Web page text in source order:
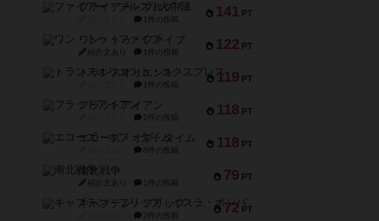
141 PT
ファイアー・ブルズ / 火牛陣
1件の投稿
122 PT
ワン・トゥ・ファイブ
紹介文あり 1件の投稿
119 PT
トランスオリエント・エクスプレス
1件の投稿
118 PT
フラットアイアン
2件の投稿
118 PT
エコーズ・オブ・タイム
8件の投稿
79 PT
南北戦争
紹介文あり 1件の投稿
72 PT
キャプテン・フリップ：イスラ・ボンバ
2件の投稿